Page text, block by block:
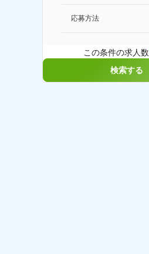
応募方法
この条件の求人数
検索する